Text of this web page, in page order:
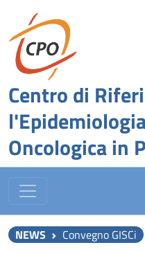
Centro di
Oncologica in
NEWS Convegno GISCi